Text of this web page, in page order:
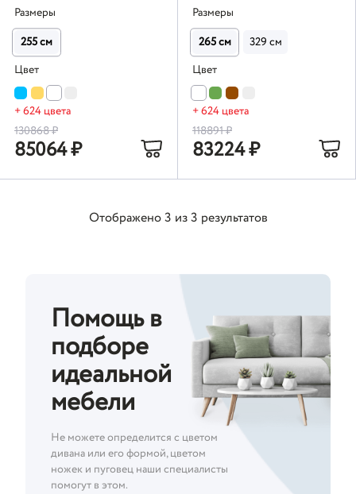
Размеры
255 см
Цвет
+ 624 цвета
130868₽
85064₽
Размеры
265 см
329 см
Цвет
+ 624 цвета
118891₽
83224₽
Отображено3 из3 результатов
Помощь в
подборе
идеальной
мебели
Не можете определится с цветом
дивана или его формой, цветом
ножек и пуговец наши специалисты
помогут в этом.